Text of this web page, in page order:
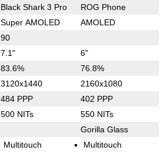
Black Shark 3 Pro ROG Phone
Super AMOLED AMOLED
90
7.1" 6"
83.6% 76.8%
3120x1440 2160x1080
484 PPP 402 PPP
500 NITs 550 NITs
Gorilla Glass
Multitouch Multitouch